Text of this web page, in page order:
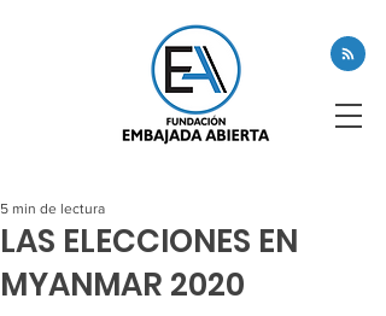
LAS ELECCIONES EN
MYANMAR 2020
5 min de lectura